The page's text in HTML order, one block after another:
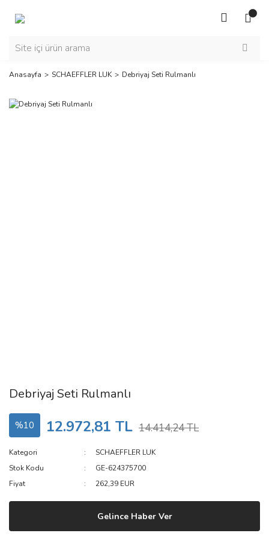
Anasayfa SCHAEFFLER LUK Debriyaj Seti Rulmanlı
Debriyaj Seti Rulmanlı
%10 12.972,81 TL 14.414,24 TL
Kategori
SCHAEFFLER LUK
Stok Kodu
GE-624375700
Fiyat
262,39 EUR
Gelince Haber Ver